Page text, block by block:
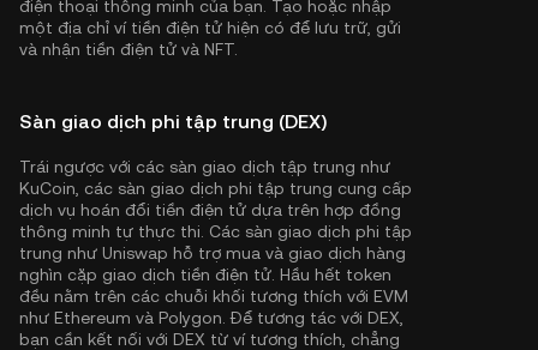
điện thoại thông minh của bạn. Tạo hoặc nhập
một địa chỉ ví tiền điện tử hiện có để lưu trữ, gửi
và nhận tiền điện tử và NFT.
Sàn giao dịch phi tập trung (DEX)
Trái ngược với các sàn giao dịch tập trung như
KuCoin, các sàn giao dịch phi tập trung cung cấp
dịch vụ hoán đổi tiền điện tử dựa trên hợp đồng
thông minh tự thực thi. Các sàn giao dịch phi tập
trung như Uniswap hỗ trợ mua và giao dịch hàng
nghìn cặp giao dịch tiền điện tử. Hầu hết token
đều nằm trên các chuỗi khối tương thích với EVM
như Ethereum và Polygon . Để tương tác với DEX,
bạn cần kết nối với DEX từ ví tương thích, chẳng